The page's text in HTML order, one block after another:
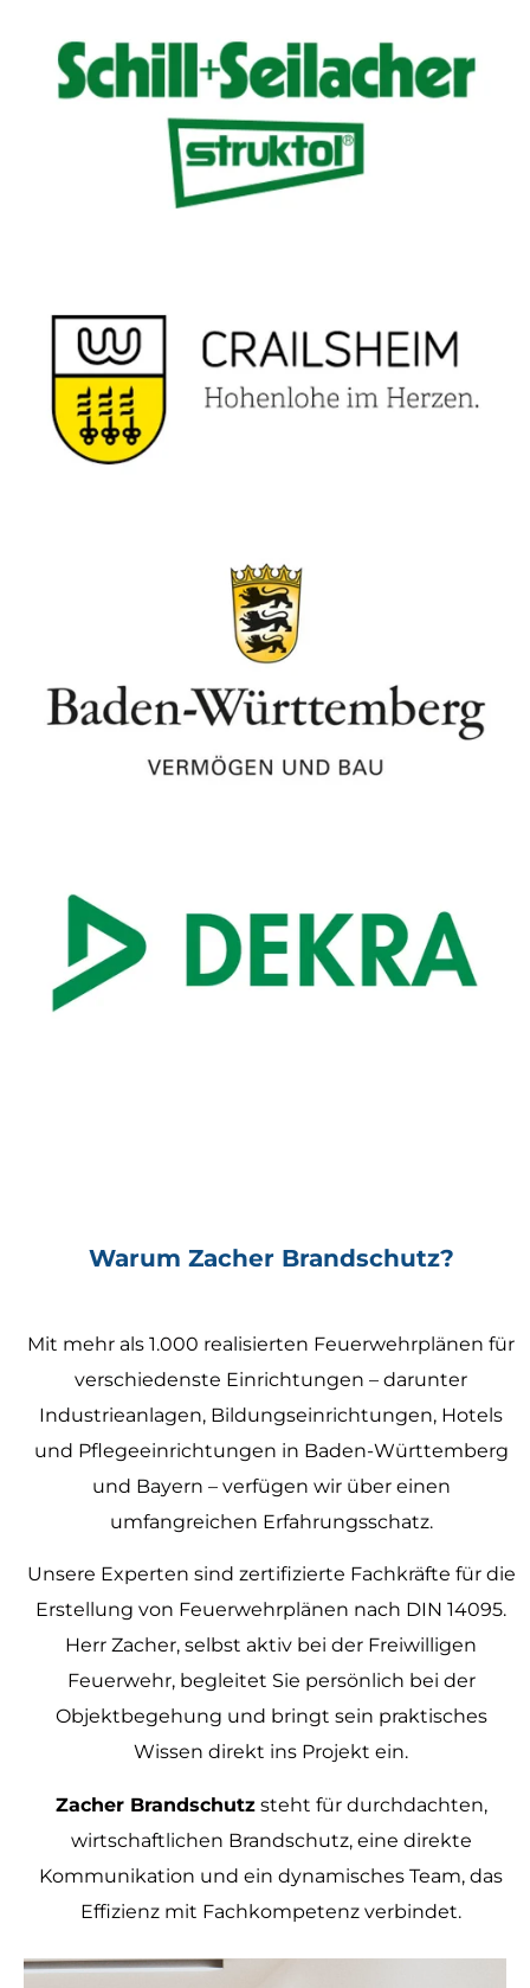
Warum Zacher Brandschutz?
Mit mehr als 1.000 realisierten Feuerwehrplänen für
verschiedenste Einrichtungen – darunter
Industrieanlagen, Bildungseinrichtungen, Hotels
und Pflegeeinrichtungen in Baden-Württemberg
und Bayern – verfügen wir über einen
umfangreichen Erfahrungsschatz.
Unsere Experten sind zertifizierte Fachkräfte für die
Erstellung von Feuerwehrplänen nach DIN 14095.
Herr Zacher, selbst aktiv bei der Freiwilligen
Feuerwehr, begleitet Sie persönlich bei der
Objektbegehung und bringt sein praktisches
Wissen direkt ins Projekt ein.
Zacher Brandschutzsteht für durchdachten,
wirtschaftlichen Brandschutz, eine direkte
Kommunikation und ein dynamisches Team, das
Effizienz mit Fachkompetenz verbindet.